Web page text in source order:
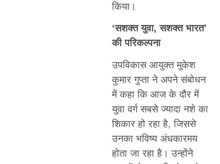
किया।
‘सशक्त युवा, सशक्त भारत’
की परिकल्पना
उपविकास आयुक्त मुकेश
कुमार गुप्ता ने अपने संबोधन
में कहा कि आज के दौर में
युवा वर्ग सबसे ज्यादा नशे का
शिकार हो रहा है, जिससे
उनका भविष्य अंधकारमय
होता जा रहा है। उन्होंने